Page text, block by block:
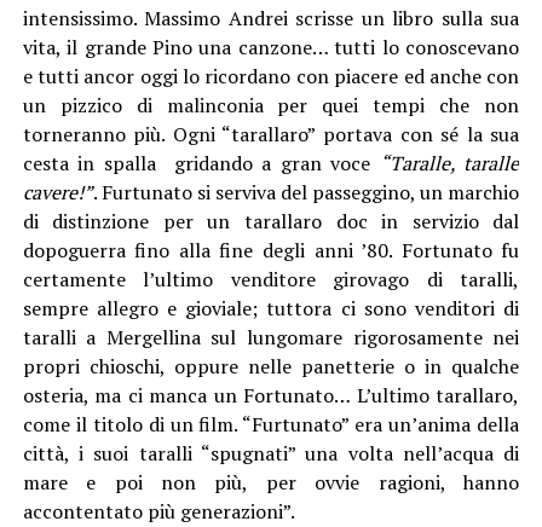
intensissimo. Massimo Andrei scrisse un libro sulla sua
vita, il grande Pino una canzone… tutti lo conoscevano
e tutti ancor oggi lo ricordano con piacere ed anche con
un pizzico di malinconia per quei tempi che non
torneranno più. Ogni “tarallaro” portava con sé la sua
cesta in spalla gridando a gran voce “Taralle, taralle
cavere!”. Furtunato si serviva del passeggino, un marchio
di distinzione per un tarallaro doc in servizio dal
dopoguerra fino alla fine degli anni ’80. Fortunato fu
certamente l’ultimo venditore girovago di taralli,
sempre allegro e gioviale; tuttora ci sono venditori di
taralli a Mergellina sul lungomare rigorosamente nei
propri chioschi, oppure nelle panetterie o in qualche
osteria, ma ci manca un Fortunato… L’ultimo tarallaro,
come il titolo di un film. “Furtunato” era un’anima della
città, i suoi taralli “spugnati” una volta nell’acqua di
mare e poi non più, per ovvie ragioni, hanno
accontentato più generazioni”.